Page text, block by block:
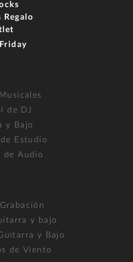
Regalo
de DJ
y Bajo
Estudio
de Audio
y bajo
y Bajo
de Viento